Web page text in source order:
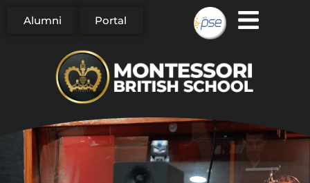
contenido
Alumni Portal